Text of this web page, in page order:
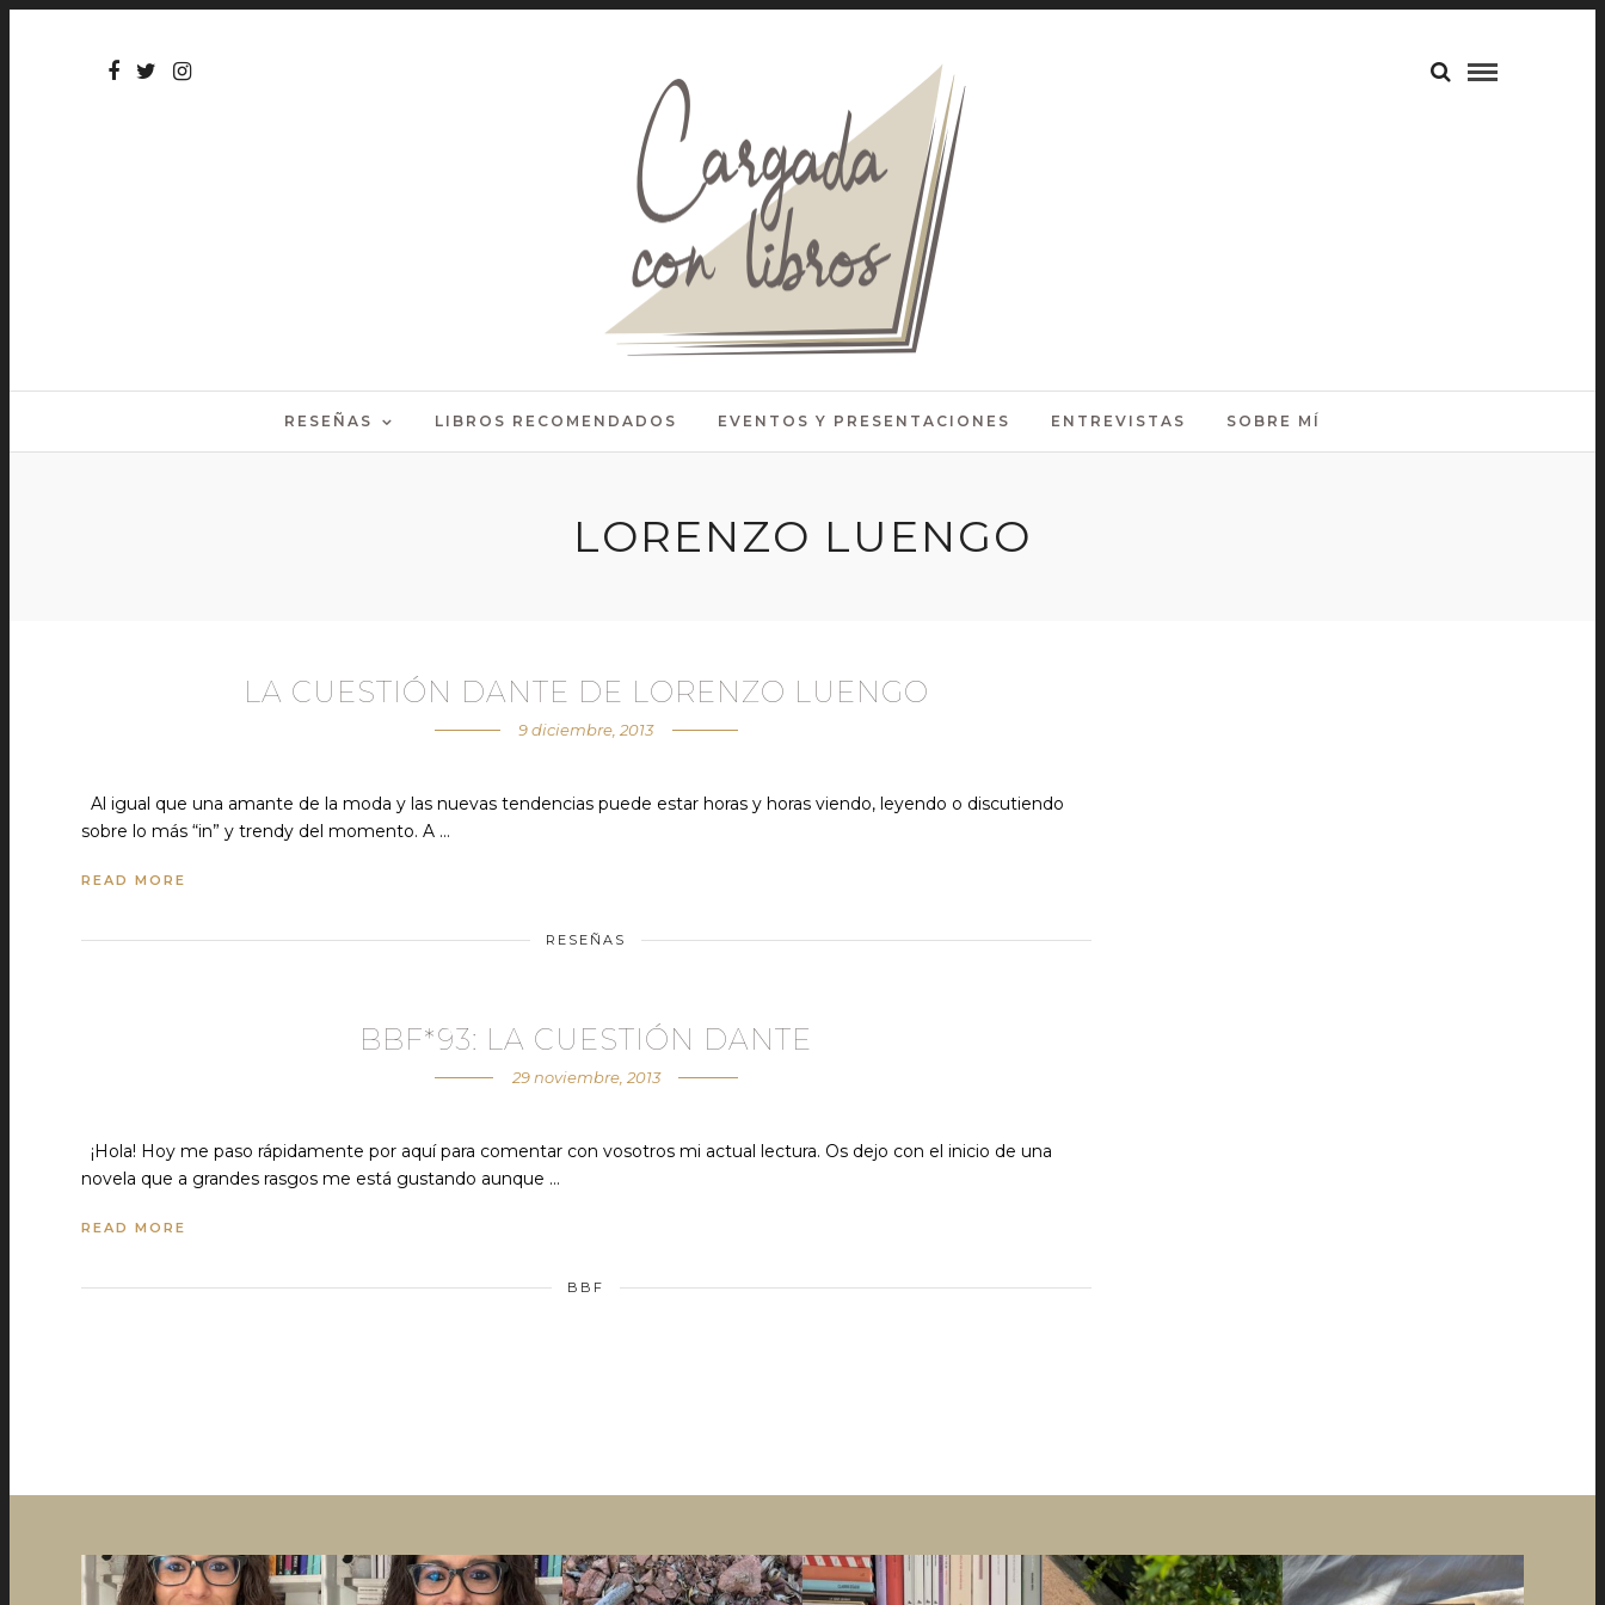
RESEÑAS LIBROS RECOMENDADOS EVENTOS Y PRESENTACIONES ENTREVISTAS SOBRE MÍ
LORENZO LUENGO
LA CUESTIÓN DANTE DE LORENZO LUENGO
9 diciembre, 2013
Al igual que una amante de la moda y las nuevas tendencias puede estar horas y horas viendo, leyendo o discutiendo
sobre lo más “in” y trendy del momento. A …
READ MORE
RESEÑAS
BBF*93: LA CUESTIÓN DANTE
29 noviembre, 2013
¡Hola! Hoy me paso rápidamente por aquí para comentar con vosotros mi actual lectura. Os dejo con el inicio de una
novela que a grandes rasgos me está gustando aunque …
READ MORE
BBF